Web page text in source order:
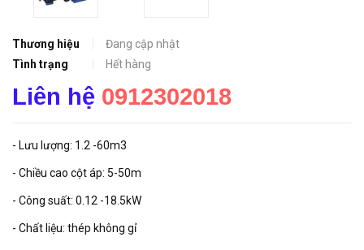
Thương hiệu
Đang cập nhật
Tình trạng
Hết hàng
Liên hệ 0912302018
- Lưu lượng: 1.2 -60m3
- Chiều cao cột áp: 5-50m
- Công suất: 0.12 -18.5kW
- Chất liệu: thép không gỉ